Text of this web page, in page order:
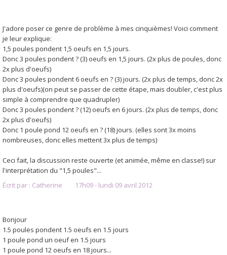
J'adore poser ce genre de problème à mes cinquièmes! Voici comment
je leur explique:
1,5 poules pondent 1,5 oeufs en 1,5 jours.
Donc 3 poules pondent ? (3) oeufs en 1,5 jours. (2x plus de poules, donc
2x plus d'oeufs)
Donc 3 poules pondent 6 oeufs en ? (3) jours. (2x plus de temps, donc 2x
plus d'oeufs)(on peut se passer de cette étape, mais doubler, c'est plus
simple à comprendre que quadrupler)
Donc 3 poules pondent ? (12) oeufs en 6 jours. (2x plus de temps, donc
2x plus d'oeufs)
Donc 1 poule pond 12 oeufs en ? (18) jours. (elles sont 3x moins
nombreuses, donc elles mettent 3x plus de temps)
Ceci fait, la discussion reste ouverte (et animée, même en classe!) sur
l'interprétation du "1,5 poules"...
Écrit par : Catherine 17h09- lundi 09 avril 2012
Bonjour
1.5 poules pondent 1.5 oeufs en 1.5 jours
1 poule pond un oeuf en 1.5 jours
1 poule pond 12 oeufs en 18 jours...